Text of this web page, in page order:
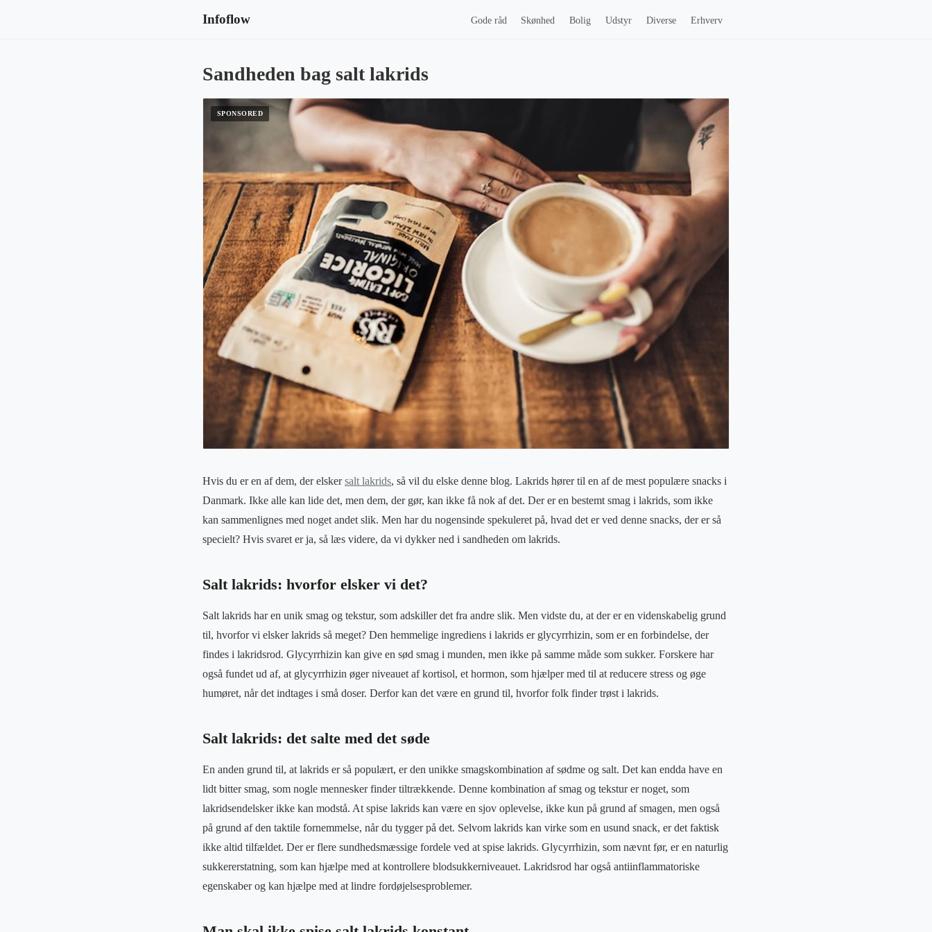
Infoflow Gode råd Skønhed Bolig Udstyr Diverse Erhverv
Sandheden bag salt lakrids
Hvis du er en af dem, der elskersalt lakrids, så vil du elske denne blog. Lakrids hører til en af de mest populære snacks i
Danmark. Ikke alle kan lide det, men dem, der gør, kan ikke få nok af det. Der er en bestemt smag i lakrids, som ikke
kan sammenlignes med noget andet slik. Men har du nogensinde spekuleret på, hvad det er ved denne snacks, der er så
specielt? Hvis svaret er ja, så læs videre, da vi dykker ned i sandheden om lakrids.
Salt lakrids: hvorfor elsker vi det?
Salt lakrids har en unik smag og tekstur, som adskiller det fra andre slik. Men vidste du, at der er en videnskabelig grund
til, hvorfor vi elsker lakrids så meget? Den hemmelige ingrediens i lakrids er glycyrrhizin, som er en forbindelse, der
findes i lakridsrod. Glycyrrhizin kan give en sød smag i munden, men ikke på samme måde som sukker. Forskere har
også fundet ud af, at glycyrrhizin øger niveauet af kortisol, et hormon, som hjælper med til at reducere stress og øge
humøret, når det indtages i små doser. Derfor kan det være en grund til, hvorfor folk finder trøst i lakrids.
Salt lakrids: det salte med det søde
En anden grund til, at lakrids er så populært, er den unikke smagskombination af sødme og salt. Det kan endda have en
lidt bitter smag, som nogle mennesker finder tiltrækkende. Denne kombination af smag og tekstur er noget, som
lakridsendelsker ikke kan modstå. At spise lakrids kan være en sjov oplevelse, ikke kun på grund af smagen, men også
på grund af den taktile fornemmelse, når du tygger på det. Selvom lakrids kan virke som en usund snack, er det faktisk
ikke altid tilfældet. Der er flere sundhedsmæssige fordele ved at spise lakrids. Glycyrrhizin, som nævnt før, er en naturlig
sukkererstatning, som kan hjælpe med at kontrollere blodsukkerniveauet. Lakridsrod har også antiinflammatoriske
egenskaber og kan hjælpe med at lindre fordøjelsesproblemer.